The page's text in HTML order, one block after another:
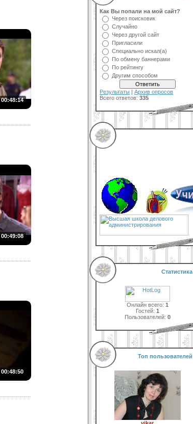
00:48:14
00:49:08
00:48:50
Как Вы попали на мой сайт?
Через поисковик
Случайно
Через другой сайт
Пригласили
Специально искал(а)
По обмену баннерами
По рейтингу
Другим способом
Результаты | Архив опросов
Всего ответов: 335
Статистика
Онлайн всего: 1
Гостей: 1
Пользователей: 0
Топ пользователей